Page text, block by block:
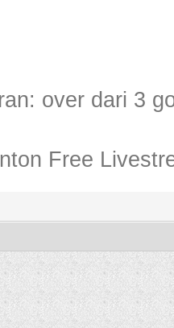
over dari 3
Free